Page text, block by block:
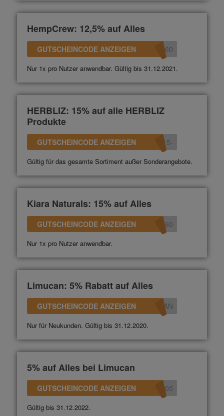
HempCrew: 12,5% auf Alles
GUTSCHEINCODE ANZEIGEN 360
Nur 1x pro Nutzer anwendbar. Gültig bis 31.12.2021.
HERBLIZ: 15% auf alle HERBLIZ
Produkte
GUTSCHEINCODE ANZEIGEN -15
Gültig für das gesamte Sortiment außer Sonderangebote.
Kiara Naturals: 15% auf Alles
GUTSCHEINCODE ANZEIGEN 360
Nur 1x pro Nutzer anwendbar.
Limucan: 5% Rabatt auf Alles
GUTSCHEINCODE ANZEIGEN CAN
Nur für Neukunden. Gültig bis 31.12.2020.
5% auf Alles bei Limucan
GUTSCHEINCODE ANZEIGEN N05
Gültig bis 31.12.2022.